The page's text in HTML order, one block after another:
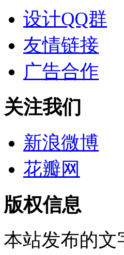
设计QQ群
友情链接
广告合作
关注我们
新浪微博
花瓣网
版权信息
本站发布的文